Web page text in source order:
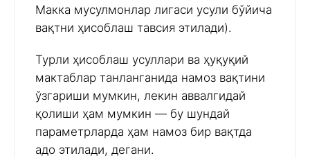
Макка мусулмонлар лигаси усули бўйича
вақтни ҳисоблаш тавсия этилади).
Турли ҳисоблаш усуллари ва ҳуқуқий
мактаблар танланганида намоз вақтини
ўзгариши мумкин, лекин аввалгидай
қолиши ҳам мумкин — бу шундай
параметрларда ҳам намоз бир вақтда
адо этилади, дегани.